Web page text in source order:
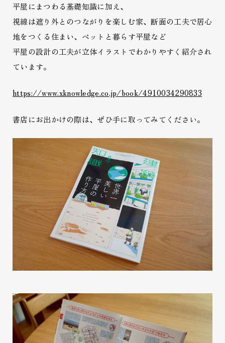
平屋にまつわる基礎知識に加え、
視線は遮り外とのつながりを楽しむ家、断面の工夫で居心
地をつくる住まい、ペットと暮らす平屋など
平屋の設計の工夫が立体イラストでわかりやすく紹介され
ています。
https://www.xknowledge.co.jp/book/4910034290833
書店にお出かけの際は、ぜひ手に取ってみてください。